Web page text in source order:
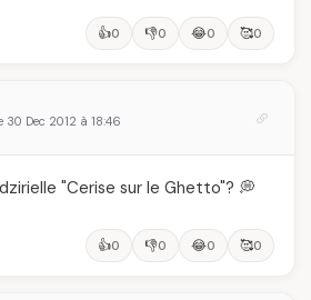
👍0 👎0 😂0 🥰0
30 Dec 2012 à 18:46
"Cerise sur le Ghetto"? 💭
👍0 👎0 😂0 🥰0